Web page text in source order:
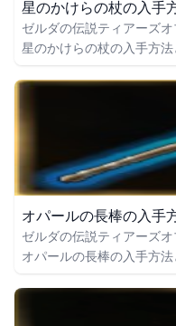
星のかけらの杖の入手
ゼルダの伝説ティアーズ
星のかけらの杖の入手方
いても掲載しています。
オパールの長棒の入手
ゼルダの伝説ティアーズ
オパールの長棒の入手方
いても掲載しています。